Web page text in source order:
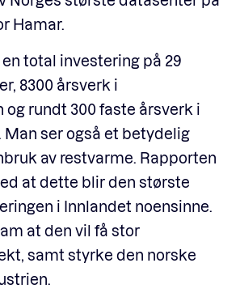
Hamar.
total investering på 29
8300 årsverk i
og rundt 300 faste årsverk i
ser også et betydelig
av restvarme. Rapporten
at dette blir den største
i Innlandet noensinne.
at den vil få stor
samt styrke den norske